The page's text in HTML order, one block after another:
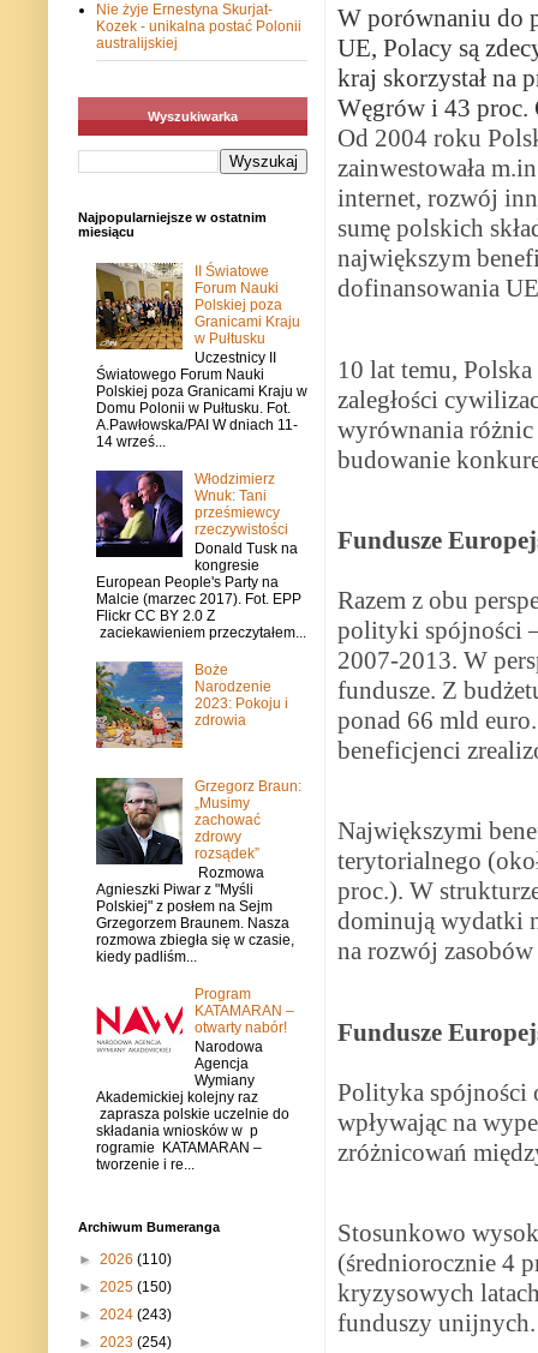
W porównaniu do
UE, Polacy są
kraj skorzystał na
Węgrów i 43 proc.
Od 2004 roku
zainwestowała
internet, rozwój
sumę polskich
największym
dofinansowania
10 lat temu,
zaległości
wyrównania różnic
budowanie
Fundusze
Razem z obu
polityki spójności
2007-2013. W
fundusze. Z
ponad 66 mld
beneficjenci
Największymi
terytorialnego
proc.). W
dominują wydatki
na rozwój
Fundusze
Polityka spójności
wpływając na
zróżnicowań
Stosunkowo
(średniorocznie 4
kryzysowych
funduszy unijnych.
Nie żyje Ernestyna Skurjat-
Kozek - unikalna postać Polonii
australijskiej
Wyszukiwarka
Najpopularniejsze w ostatnim
miesiącu
II Światowe
Forum Nauki
Polskiej poza
Granicami Kraju
w Pułtusku
Uczestnicy II
Światowego Forum Nauki
Polskiej poza Granicami Kraju w
Domu Polonii w Pułtusku. Fot.
A.Pawłowska/PAI W dniach 11-
14 wrześ...
Włodzimierz
Wnuk: Tani
prześmiewcy
rzeczywistości
Donald Tusk na
kongresie
European People's Party na
Malcie (marzec 2017). Fot. EPP
Flickr CC BY 2.0 Z
zaciekawieniem przeczytałem...
Boże
Narodzenie
2023: Pokoju i
zdrowia
Grzegorz Braun:
„Musimy
zachować
zdrowy
rozsądek”
Rozmowa
Agnieszki Piwar z "Myśli
Polskiej" z posłem na Sejm
Grzegorzem Braunem. Nasza
rozmowa zbiegła się w czasie,
kiedy padliśm...
Program
KATAMARAN –
otwarty nabór!
Narodowa
Agencja
Wymiany
Akademickiej kolejny raz
zaprasza polskie uczelnie do
składania wniosków w p
rogramie KATAMARAN –
tworzenie i re...
Archiwum Bumeranga
► 2026 (110)
► 2025 (150)
► 2024 (243)
► 2023 (254)